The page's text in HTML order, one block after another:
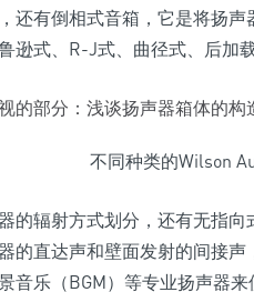
还有倒相式音箱，它是将扬
逊式、R-J式、曲径式、后加
不同种类的Wilson
的辐射方式划分，还有无指
的直达声和壁面发射的间接声
音乐（BGM）等专业扬声器来